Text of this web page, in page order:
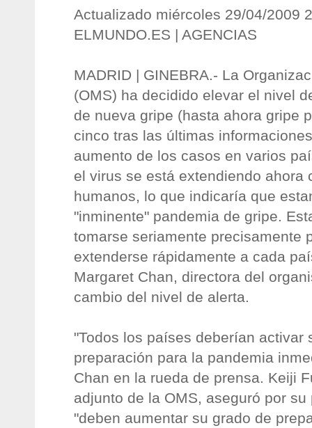
Actualizado miércoles 29/04/2009
ELMUNDO.ES | AGENCIAS
MADRID | GINEBRA.- La
(OMS) ha decidido elevar el nivel
de nueva gripe (hasta ahora gripe
cinco tras las últimas
aumento de los casos en varios
el virus se está extendiendo ahora
humanos, lo que indicaría que
"inminente" pandemia de gripe.
tomarse seriamente precisamente
extenderse rápidamente a cada
Margaret Chan, directora del
cambio del nivel de alerta.
"Todos los países deberían activar
preparación para la pandemia
Chan en la rueda de prensa. Keiji
adjunto de la OMS, aseguró por
"deben aumentar su grado de